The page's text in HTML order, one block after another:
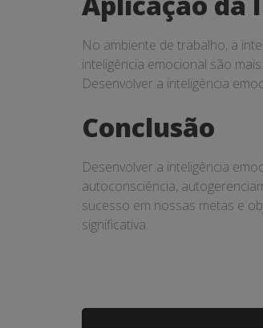
No ambiente de trabalho, a
inteligência emocional são
Desenvolver a inteligência
Conclusão
Desenvolver a inteligência
autoconsciência,
sucesso em nossas metas e
significativa.